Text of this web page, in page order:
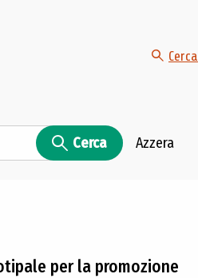
Cerca
Cerca Azzera
per la promozione